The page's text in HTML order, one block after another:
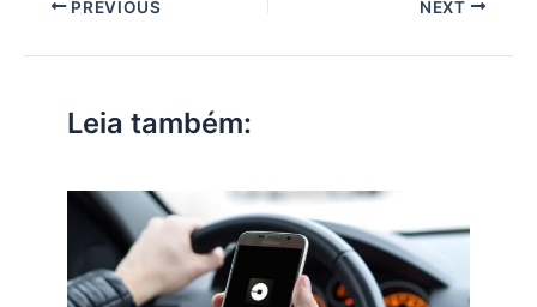
s
A
p
p
e
b
o
o
k
e
dI a Li
e
PREVIOUS NEXT
Leia também: